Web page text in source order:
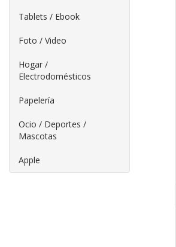
Tablets / Ebook
Foto / Video
Hogar /
Electrodomésticos
Papelería
Ocio / Deportes /
Mascotas
Apple